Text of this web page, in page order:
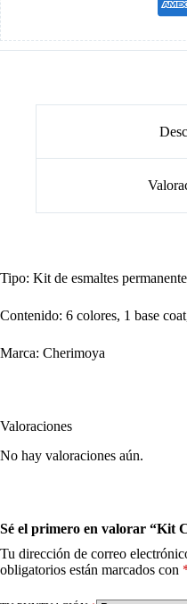
Tipo: Kit de esmaltes
Contenido: 6 colores, 1 base
Marca: Cherimoya
Valoraciones
No hay valoraciones aún.
Sé el primero en valorar “Kit
Tu dirección de correo
obligatorios están marcados con